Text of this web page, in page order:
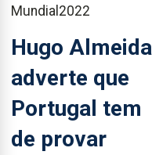
Mundial2022
Hugo Almeida
adverte que
Portugal tem
de provar